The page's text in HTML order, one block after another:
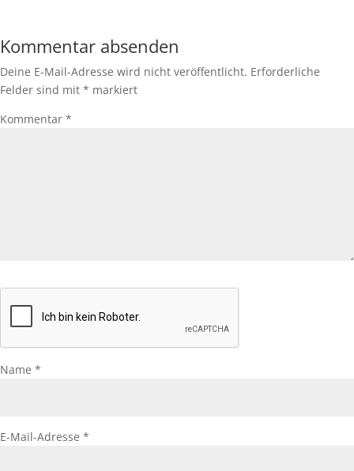
Kommentar absenden
Deine E-Mail-Adresse wird nicht veröffentlicht. Erforderliche
Felder sind mit * markiert
Kommentar *
Name *
E-Mail-Adresse *